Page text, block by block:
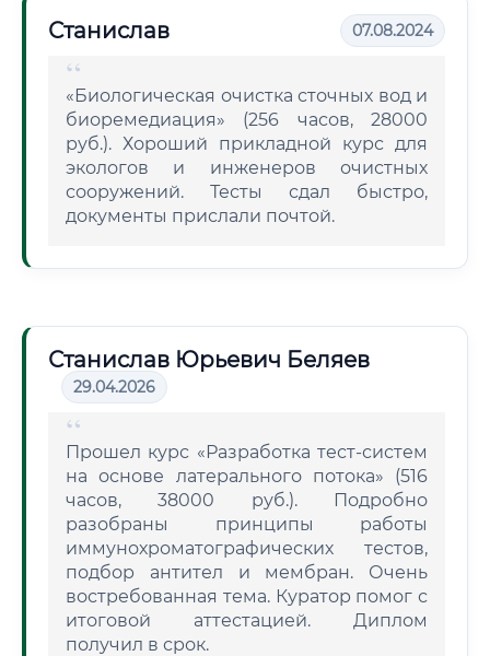
Станислав 07.08.2024
«Биологическая очистка сточных вод и
биоремедиация» (256 часов, 28000
руб.). Хороший прикладной курс для
экологов и инженеров очистных
сооружений. Тесты сдал быстро,
документы прислали почтой.
Станислав Юрьевич Беляев
29.04.2026
Прошел курс «Разработка тест-систем
на основе латерального потока» (516
часов, 38000 руб.). Подробно
разобраны принципы работы
иммунохроматографических тестов,
подбор антител и мембран. Очень
востребованная тема. Куратор помог с
итоговой аттестацией. Диплом
получил в срок.